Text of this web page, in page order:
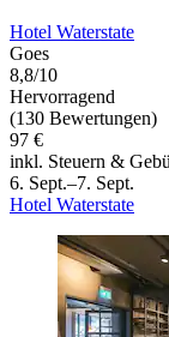
Hotel Waterstate
Goes
8,8/10
Hervorragend
(130 Bewertungen)
97 €
inkl. Steuern &
6. Sept.–7. Sept.
Hotel Waterstate